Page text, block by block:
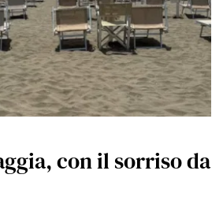
con il sorriso da